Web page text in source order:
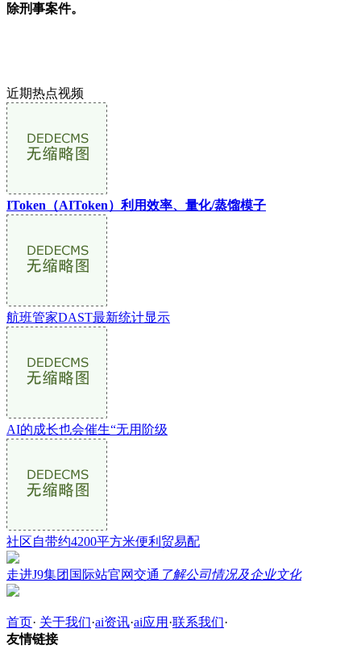
除刑事案件。
近期热点视频
IToken（AIToken）利用效率、量化/蒸馏模子
航班管家DAST最新统计显示
AI的成长也会催生“无用阶级
社区自带约4200平方米便利贸易配
走进J9集团国际站官网交通 了解公司情况及企业文化
首页· 关于我们·ai资讯·ai应用 ·联系我们·
友情链接